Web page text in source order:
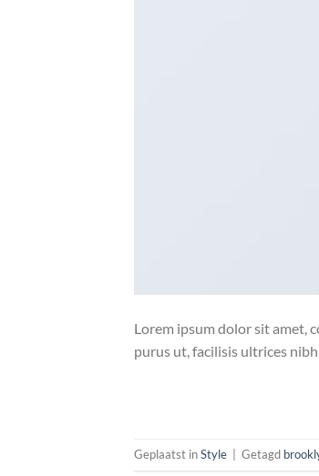
Lorem ipsum dolor sit amet,
purus ut, facilisis ultrices
Geplaatst inStyle Getagd